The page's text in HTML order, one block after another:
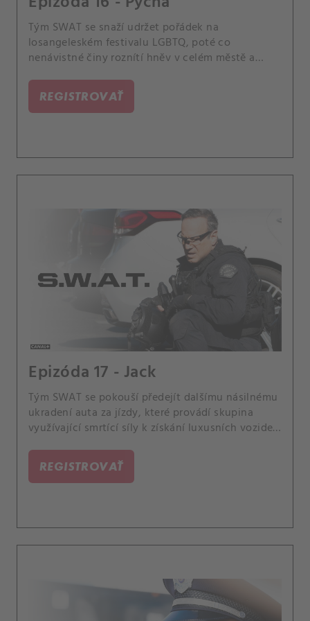
Tým SWAT se snaží udržet pořádek na
losangeleském festivalu LGBTQ, poté co
nenávistné činy roznítí hněv v celém městě a
kamarády, členy komunity LGBTQ, volající po
odškodnění a velitel Hicks se potká se svým
odcizeným synem, který je gay.
REGISTROVAŤ
Epizóda 17 - Jack
Tým SWAT se pokouší předejít dalšímu násilnému
ukradení auta za jízdy, které provádí skupina
využívající smrtící síly k získání luxusních vozidel
krok, aby pomohl uvězněnému synovi jeho
kamaráda z dětství a velitele druhého týmu SWAT
Mumforda tíží velké rozhodnutí.
REGISTROVAŤ